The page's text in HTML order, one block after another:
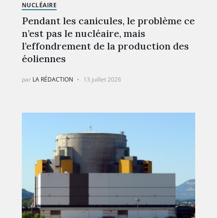
NUCLÉAIRE
Pendant les canicules, le problème ce
n’est pas le nucléaire, mais
l’effondrement de la production des
éoliennes
par LA RÉDACTION 13 juillet 2026